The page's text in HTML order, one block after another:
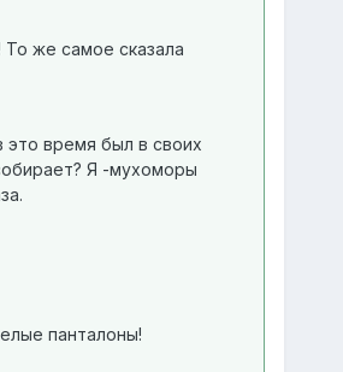
же самое сказала
это время был в своих
Я -мухоморы
панталоны!